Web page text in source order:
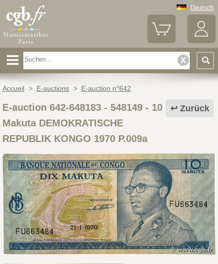
Deutsch
Accueil > E-auctions > E-auction n°642
Zurück
E-auction 642-648183 - 548149- 10
Makuta DEMOKRATISCHE
REPUBLIK KONGO 1970 P.009a